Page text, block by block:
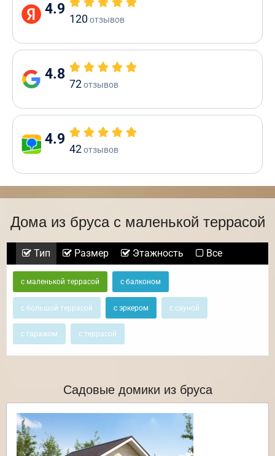
4.9
120отзывов
4.8
72отзывов
4.9
42отзывов
Дома из бруса с маленькой террасой
Тип Размер Этажность Все
с маленькой террасой с балконом
с большой террасой с эркером с сауной
с гаражом с террасой
Садовые домики из бруса